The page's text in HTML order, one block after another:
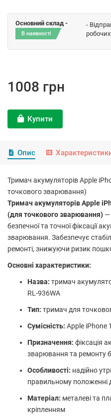
Основний склад -
В наявності
-
1008 грн
Купити
Опис
Тримач акумуляторів Apple
точкового зварювання)
Тримач акумуляторів Apple
(для точкового зварювання) —
безпечної та точної фіксації
зварювання. Забезпечує
ремонті, знижуючи ризик
Основні характеристики:
Назва: тримач
RL-936WA
Тип: тримач для
Сумісність: Apple iPhone
Призначення: фіксація
зварювання та ремонту
Особливості: надійно
правильному положенні
Матеріал: металеві та
кріпленням